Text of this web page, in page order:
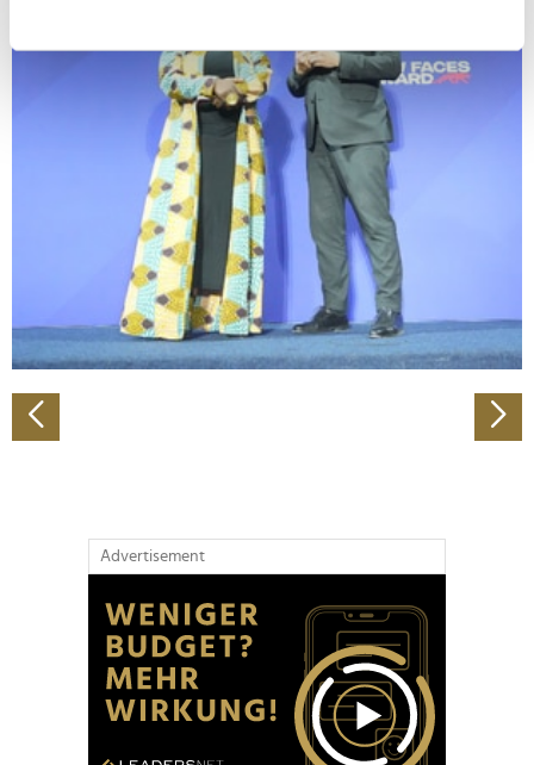
bestimmten Merkmalen (Fingerprinting) identifizieren
Erfahren Sie mehr darüber, wie Ihre persönlichen Daten
verarbeitet werden, und legen Sie Ihre Präferenzen im
Abschnitt Einzelheiten
fest.
Wir verwenden Cookies, um Inhalte und Anzeigen zu
personalisieren, Funktionen für soziale Medien anbieten
zu können und die Zugriffe auf unsere Website zu
analysieren. Außerdem geben wir Informationen zu Ihrer
Verwendung unserer Website an unsere Partner für
soziale Medien, Werbung und Analysen weiter. Unsere
Partner führen diese Informationen möglicherweise mit
weiteren Daten zusammen, die Sie ihnen bereitgestellt
Advertisement